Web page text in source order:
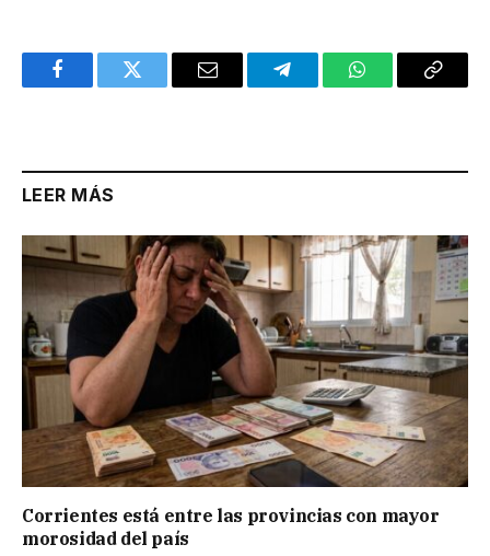
FacebookTwitter Email TelegramWhatsAppCopy
LEER MÁS
Corrientes está entre las provincias con mayor
morosidad del país